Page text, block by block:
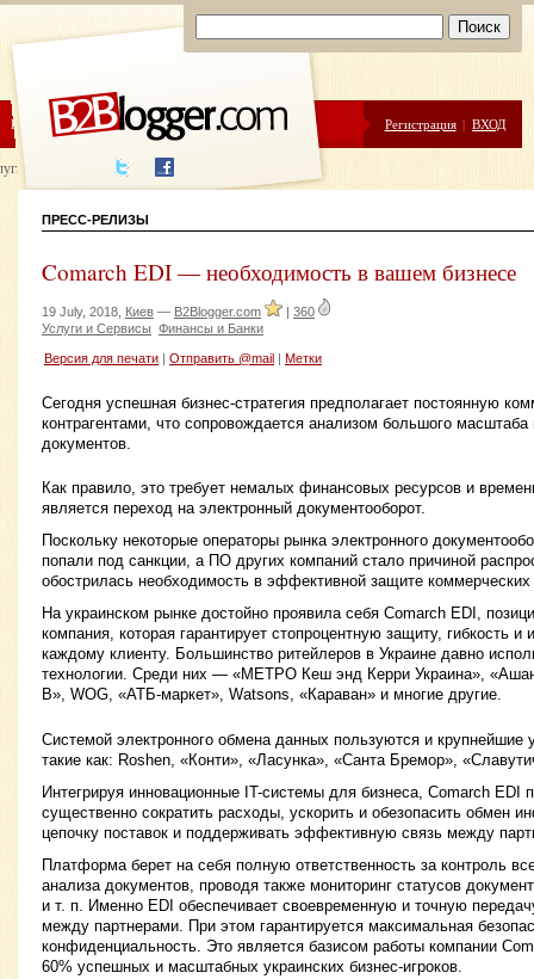
ЦЕНЫ ПОМОЩЬ Регистрация | ВХОД
написания
ПРЕСС-РЕЛИЗЫ
Comarch EDI — необходимость в вашем бизнесе
19 July, 2018, Киев — B2Blogger.com | 360
Услуги и Сервисы Финансы и Банки
Версия для печати Отправить @mail Метки
Сегодня успешная бизнес-стратегия предполагает постоянную
контрагентами, что сопровождается анализом большого
документов.
Как правило, это требует немалых финансовых ресурсов и
является переход на электронный документооборот.
Поскольку некоторые операторы рынка электронного
попали под санкции, а ПО других компаний стало причиной
обострилась необходимость в эффективной защите
На украинском рынке достойно проявила себя Comarch EDI,
компания, которая гарантирует стопроцентную защиту, гибкость
каждому клиенту. Большинство ритейлеров в Украине давно
технологии. Среди них — «МЕТРО Кеш энд Керри Украина»,
В», WOG, «АТБ-маркет», Watsons, «Караван» и многие другие.
Системой электронного обмена данных пользуются и крупнейшие
такие как: Roshen, «Конти», «Ласунка», «Санта Бремор»,
Интегрируя инновационные IT-системы для бизнеса, Comarch EDI
существенно сократить расходы, ускорить и обезопасить обмен
цепочку поставок и поддерживать эффективную связь между
Платформа берет на себя полную ответственность за контроль
анализа документов, проводя также мониторинг статусов
и т. п. Именно EDI обеспечивает своевременную и точную
между партнерами. При этом гарантируется максимальная
конфиденциальность. Это является базисом работы компании
60% успешных и масштабных украинских бизнес-игроков.